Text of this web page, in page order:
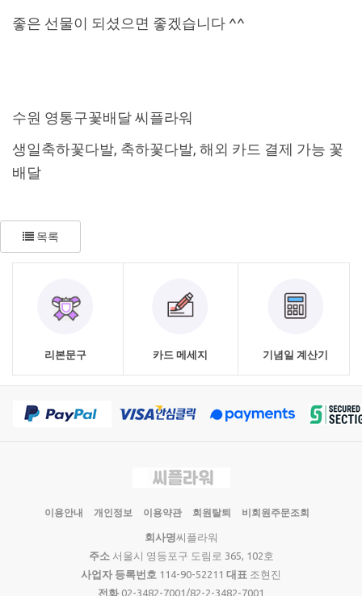
좋은 선물이 되셨으면 좋겠습니다 ^^
수원 영통구꽃배달 씨플라워
생일축하꽃다발, 축하꽃다발, 해외 카드 결제 가능 꽃
배달
목록
리본문구 카드 메세지 기념일 계산기
이용안내 개인정보 이용약관 회원탈퇴 비회원주문조회
회사명 씨플라워
주소서울시 영등포구 도림로 365, 102호
사업자 등록번호 114-90-52211 대표 조현진
전화 02-3482-7001/82-2-3482-7001